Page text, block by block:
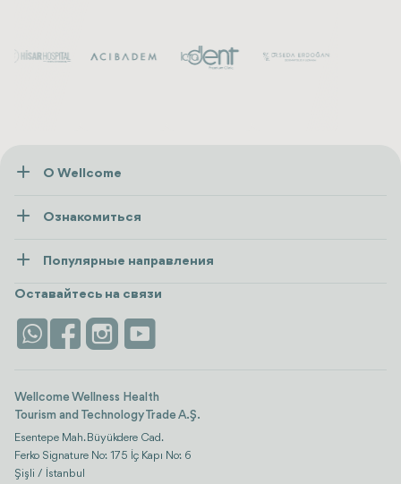
О Wellcome
Пресса
Безопасность
Контакты
Ознакомиться
Wellness
Размещение
Достопримечательности
Отзывы
Популярные направления
посмотреть все
Istanbul
Оставайтесь на связи
Wellcome Wellness Health
Tourism and Technology Trade A.Ş.
Esentepe Mah. Büyükdere Cad.
Ferko Signature No: 175 İç Kapı No: 6
Şişli / İstanbul